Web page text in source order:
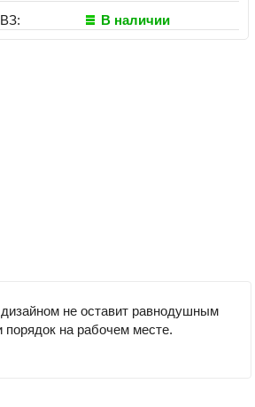
В наличии
не оставит равнодушным
порядок на рабочем месте.